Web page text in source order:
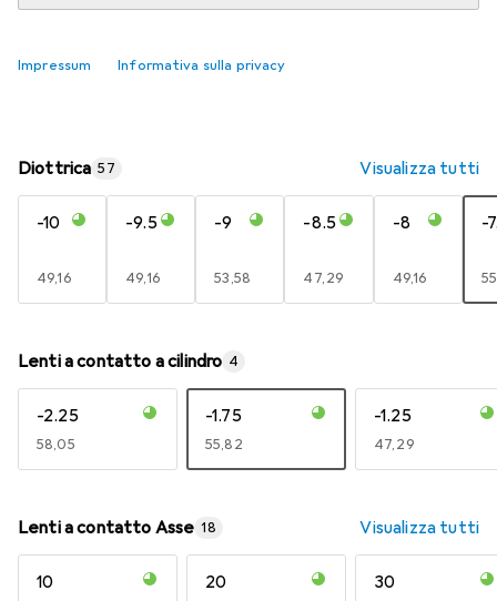
Impressum Informativa sulla privacy
Diottrica 57 Visualizza tutti
-10
EUR
49,16
-9.5
EUR
49,16
-9
EUR
53,58
-8.5
EUR
47,29
-8
EUR
49,16
-
Lenti a contatto a cilindro 4
-2.25
EUR
58,05
-1.75
EUR
55,82
-1.25
EUR
47,29
Lenti a contatto Asse 18 Visualizza tutti
10 20 30